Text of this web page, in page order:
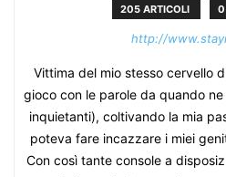
205 ARTICOLI 0
http://
Vittima del mio stesso cervello
gioco con le parole da quando
inquietanti), coltivando la mia
poteva fare incazzare i miei
Con così tante console a